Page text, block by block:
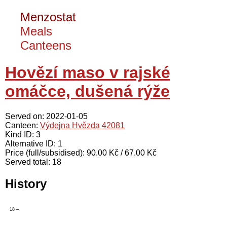
Menzostat
Meals
Canteens
Hovězí maso v rajské
omáčce, dušená rýže
Served on: 2022-01-05
Canteen: Výdejna Hvězda 42081
Kind ID: 3
Alternative ID: 1
Price (full/subsidised): 90.00 Kč / 67.00 Kč
Served total: 18
History